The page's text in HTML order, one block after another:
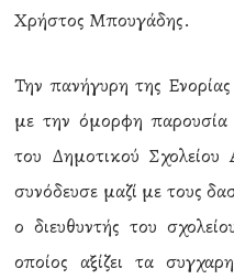
Χρήστος Μπουγάδης.
Την πανήγυρη της
με την όμορφη παρουσία
του Δημοτικού Σχολείου
συνόδευσε μαζί με τους
ο διευθυντής του
οποίος αξίζει τα